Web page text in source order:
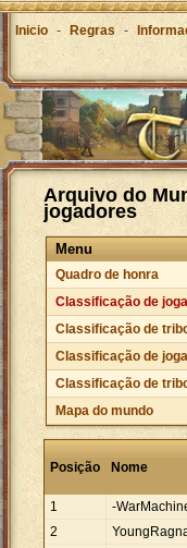
Inicio - Regras -
Arquivo do
jogadores
Menu
Quadro de honra
Classificação de
Classificação de
Classificação de
Classificação de
Mapa do mundo
Posição Nome
1
-
2